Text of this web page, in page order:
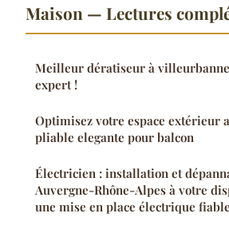
Maison — Lectures
Meilleur dératiseur à
expert !
Optimisez votre espace extérieur
pliable elegante pour balcon
Électricien : installation et
Auvergne-Rhône-Alpes à votre
une mise en place électrique fiable